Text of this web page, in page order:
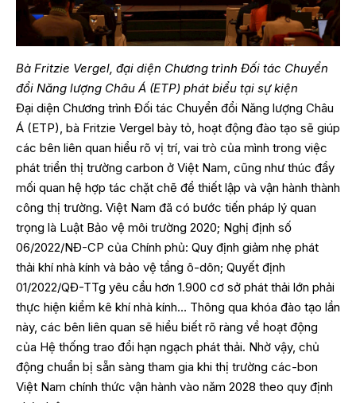
Bà Fritzie Vergel, đại diện Chương trình Đối tác Chuyển
đổi Năng lượng Châu Á (ETP) phát biểu tại sự kiện
Đại diện Chương trình Đối tác Chuyển đổi Năng lượng Châu
Á (ETP), bà Fritzie Vergel bày tỏ, hoạt động đào tạo sẽ giúp
các bên liên quan hiểu rõ vị trí, vai trò của mình trong việc
phát triển thị trường carbon ở Việt Nam, cũng như thúc đẩy
mối quan hệ hợp tác chặt chẽ để thiết lập và vận hành thành
công thị trường. Việt Nam đã có bước tiến pháp lý quan
trọng là Luật Bảo vệ môi trường 2020; Nghị định số
06/2022/NĐ-CP của Chính phủ: Quy định giảm nhẹ phát
thải khí nhà kính và bảo vệ tầng ô-dôn; Quyết định
01/2022/QĐ-TTg yêu cầu hơn 1.900 cơ sở phát thải lớn phải
thực hiện kiểm kê khí nhà kính… Thông qua khóa đào tạo lần
này, các bên liên quan sẽ hiểu biết rõ ràng về hoạt động
của Hệ thống trao đổi hạn ngạch phát thải. Nhờ vậy, chủ
động chuẩn bị sẵn sàng tham gia khi thị trường các-bon
Việt Nam chính thức vận hành vào năm 2028 theo quy định